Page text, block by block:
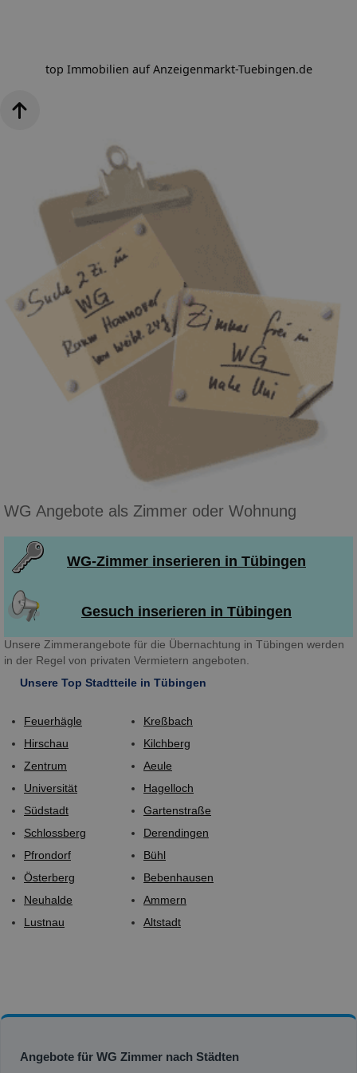
top Immobilien auf Anzeigenmarkt-Tuebingen.de
WG Angebote als Zimmer oder Wohnung
WG-Zimmer inserieren in Tübingen
Gesuch inserieren in Tübingen
Unsere Zimmerangebote für die Übernachtung in Tübingen werden
in der Regel von privaten Vermietern angeboten.
Unsere Top Stadtteile in Tübingen
Feuerhägle
Hirschau
Zentrum
Universität
Südstadt
Schlossberg
Pfrondorf
Österberg
Neuhalde
Lustnau
Kreßbach
Kilchberg
Aeule
Hagelloch
Gartenstraße
Derendingen
Bühl
Bebenhausen
Ammern
Altstadt
Angebote für WG Zimmer nach Städten